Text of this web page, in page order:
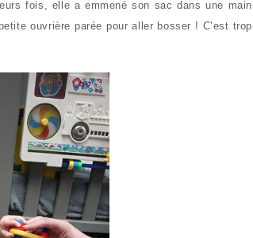
fois, elle a emmené son sac dans une main
ouvrière parée pour aller bosser ! C’est trop